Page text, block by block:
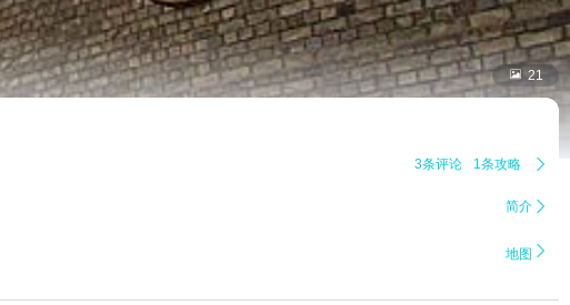
 21
3条评论 1条攻略 
简介 
地图 